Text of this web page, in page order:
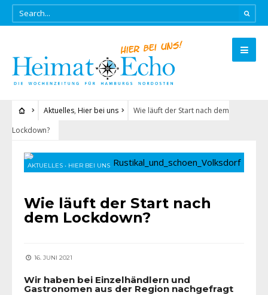
Aktuelles, Hier bei uns
Wie läuft der Start nach dem
Lockdown?
AKTUELLES • HIER BEI UNS
Wie läuft der Start nach
dem Lockdown?
16. JUNI 2021
Wir haben bei Einzelhändlern und
Gastronomen aus der Region nachgefragt